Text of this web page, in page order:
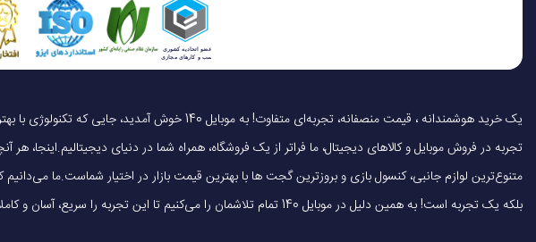
تجربه در فروش موبایل و کالاهای دیجیتال، ما فراتر از یک فروشگاه، همراه شما در دنیای دیجیتالیم.اینجا، هر
متنوع‌ترین لوازم جانبی، کنسول بازی و بروزترین گجت ها با بهترین قیمت بازار در اختیار شماست.ما
بلکه یک تجربه است! به همین دلیل در موبایل 140 تمام تلاشمان را می‌کنیم تا این تجربه را سریع، آسان و کاملاً رضایت‌بخش کنیم.